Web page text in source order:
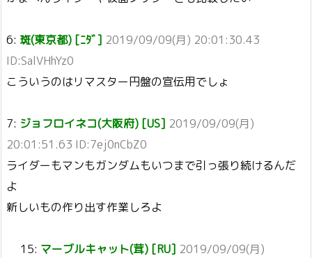
6: 斑(東京都) [ﾆﾀﾞ] 2019/09/09(月) 20:01:30.43
ID:SalVHhYz0
こういうのはリマスター円盤の宣伝用でしょ
7: ジョフロイネコ(大阪府) [US] 2019/09/09(月)
20:01:51.63 ID:7ej0nCbZ0
ライダーもマンもガンダムもいつまで引っ張り続けるんだ
よ
新しいもの作り出す作業しろよ
15: マーブルキャット(茸) [RU] 2019/09/09(月)